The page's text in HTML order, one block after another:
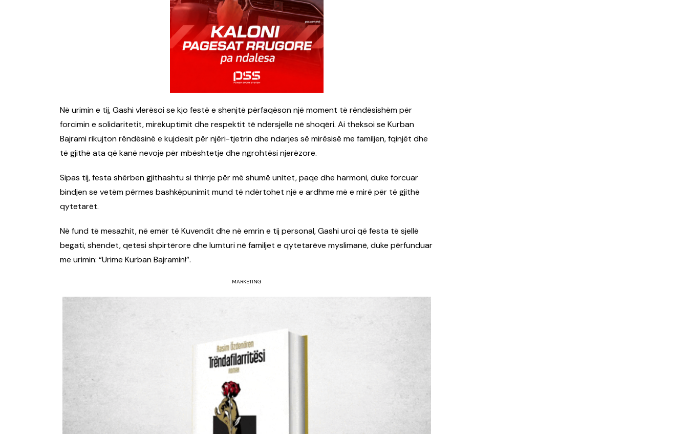
Në urimin e tij, Gashi vlerësoi se kjo festë e shenjtë përfaqëson një moment të rëndësishëm për
forcimin e solidaritetit, mirëkuptimit dhe respektit të ndërsjellë në shoqëri. Ai theksoi se Kurban
Bajrami rikujton rëndësinë e kujdesit për njëri-tjetrin dhe ndarjes së mirësisë me familjen, fqinjët dhe
të gjithë ata që kanë nevojë për mbështetje dhe ngrohtësi njerëzore.
Sipas tij, festa shërben gjithashtu si thirrje për më shumë unitet, paqe dhe harmoni, duke forcuar
bindjen se vetëm përmes bashkëpunimit mund të ndërtohet një e ardhme më e mirë për të gjithë
qytetarët.
Në fund të mesazhit, në emër të Kuvendit dhe në emrin e tij personal, Gashi uroi që festa të sjellë
begati, shëndet, qetësi shpirtërore dhe lumturi në familjet e qytetarëve myslimanë, duke përfunduar
me urimin: “Urime Kurban Bajramin!”.
MARKETING